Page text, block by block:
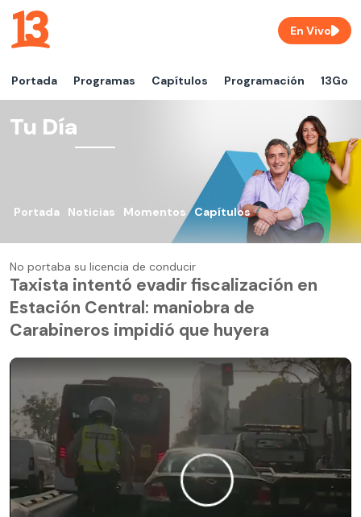
Portada Programas Capítulos Programación 13Go
En Vivo
Tu Día
Portada Noticias Momentos Capítulos
No portaba su licencia de conducir
Taxista intentó evadir fiscalización en
Estación Central: maniobra de
Carabineros impidió que huyera